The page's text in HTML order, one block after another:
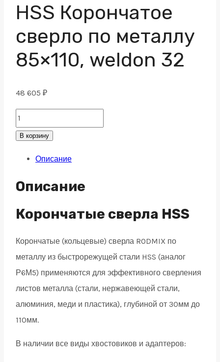
HSS Корончатое
сверло по металлу
85×110, weldon 32
48 605 ₽
HSS
Корончатое
weldon
quantity
В корзину
Описание
Описание
Корончатые сверла HSS
Корончатые (кольцевые) сверла RODMIX по
металлу из быстрорежущей стали HSS (аналог
Р6М5) применяются для эффективного сверления
листов металла (стали, нержавеющей стали,
алюминия, меди и пластика), глубиной от 30мм до
110мм.
В наличии все виды хвостовиков и адаптеров: